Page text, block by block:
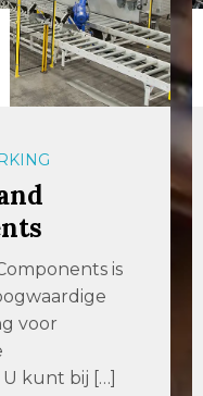
is
voor
kunt bij […]